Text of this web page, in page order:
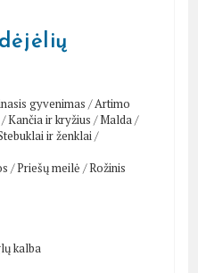
gyvenimas /Artimo
/Kančia ir kryžius /Malda /
ir ženklai /
/Priešų meilė /Rožinis
kalba